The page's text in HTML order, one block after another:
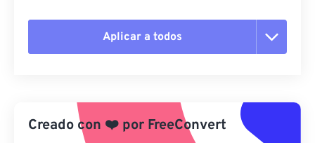
Aplicar a todos
Aplicar desde el ajuste preestablecido
Guardar como preestablecido
Creado con ❤️ por FreeConvert